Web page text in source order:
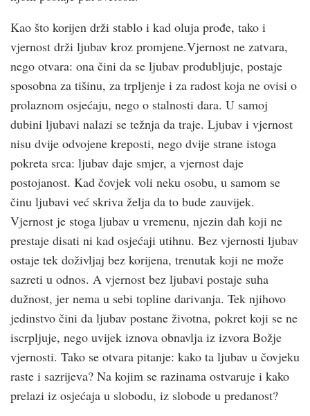
Kao što korijen drži stablo i kad oluja prođe, tako i
vjernost drži ljubav kroz promjene.Vjernost ne zatvara,
nego otvara: ona čini da se ljubav produbljuje, postaje
sposobna za tišinu, za trpljenje i za radost koja ne ovisi o
prolaznom osjećaju, nego o stalnosti dara. U samoj
dubini ljubavi nalazi se težnja da traje. Ljubav i vjernost
nisu dvije odvojene kreposti, nego dvije strane istoga
pokreta srca: ljubav daje smjer, a vjernost daje
postojanost. Kad čovjek voli neku osobu, u samom se
činu ljubavi već skriva želja da to bude zauvijek.
Vjernost je stoga ljubav u vremenu, njezin dah koji ne
prestaje disati ni kad osjećaji utihnu. Bez vjernosti ljubav
ostaje tek doživljaj bez korijena, trenutak koji ne može
sazreti u odnos. A vjernost bez ljubavi postaje suha
dužnost, jer nema u sebi topline darivanja. Tek njihovo
jedinstvo čini da ljubav postane životna, pokret koji se ne
iscrpljuje, nego uvijek iznova obnavlja iz izvora Božje
vjernosti. Tako se otvara pitanje: kako ta ljubav u čovjeku
raste i sazrijeva? Na kojim se razinama ostvaruje i kako
prelazi iz osjećaja u slobodu, iz slobode u predanost?